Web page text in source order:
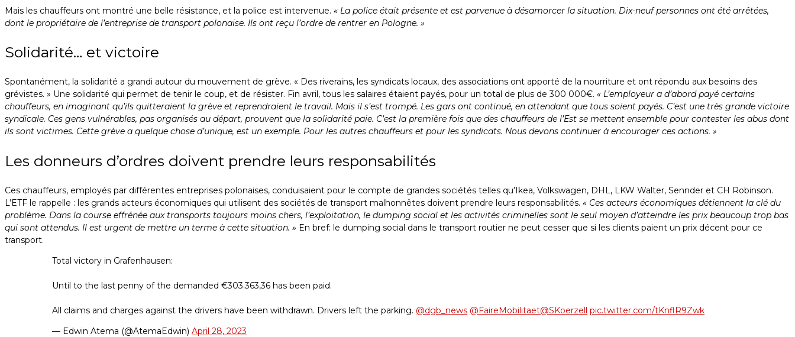
Mais les chauffeurs ont montré une belle résistance, et la police est intervenue. « La police était présente et est parvenue à désamorcer la situation. Dix-neuf personnes ont été arrêtées,
dont le propriétaire de l’entreprise de transport polonaise. Ils ont reçu l’ordre de rentrer en Pologne. »
Solidarité… et victoire
Spontanément, la solidarité a grandi autour du mouvement de grève. « Des riverains, les syndicats locaux, des associations ont apporté de la nourriture et ont répondu aux besoins des
grévistes. » Une solidarité qui permet de tenir le coup, et de résister. Fin avril, tous les salaires étaient payés, pour un total de plus de 300 000€. « L’employeur a d’abord payé certains
chauffeurs, en imaginant qu’ils quitteraient la grève et reprendraient le travail. Mais il s’est trompé. Les gars ont continué, en attendant que tous soient payés. C’est une très grande victoire
syndicale. Ces gens vulnérables, pas organisés au départ, prouvent que la solidarité paie. C’est la première fois que des chauffeurs de l’Est se mettent ensemble pour contester les abus dont
ils sont victimes. Cette grève a quelque chose d’unique, est un exemple. Pour les autres chauffeurs et pour les syndicats. Nous devons continuer à encourager ces actions. »
Les donneurs d’ordres doivent prendre leurs responsabilités
Ces chauffeurs, employés par différentes entreprises polonaises, conduisaient pour le compte de grandes sociétés telles qu’Ikea, Volkswagen, DHL, LKW Walter, Sennder et CH Robinson.
L’ETF le rappelle : les grands acteurs économiques qui utilisent des sociétés de transport malhonnêtes doivent prendre leurs responsabilités. « Ces acteurs économiques détiennent la clé du
problème. Dans la course effrénée aux transports toujours moins chers, l’exploitation, le dumping social et les activités criminelles sont le seul moyen d’atteindre les prix beaucoup trop bas
qui sont attendus. Il est urgent de mettre un terme à cette situation. » En bref: le dumping social dans le transport routier ne peut cesser que si les clients paient un prix décent pour ce
transport.
Total victory in Grafenhausen:
Until to the last penny of the demanded €303.363,36 has been paid.
All claims and charges against the drivers have been withdrawn. Drivers left the parking. @dgb_news @FaireMobilitaet@SKoerzell pic.twitter.com/tKnflR9Zwk
— Edwin Atema (@AtemaEdwin) April 28, 2023